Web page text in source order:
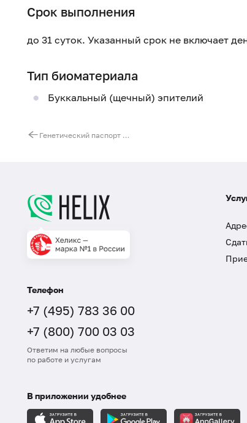
Срок выполнения
до 31 суток. Указанный срок не включает
Тип биоматериала
Буккальный (щечный) эпителий
Генетический паспорт «Особенности питания и спорт (7 генов)»
Телефон
+7 (495) 783 36 00
+7 (800) 700 03 03
Ответим на любые вопросы
по работе и услугам
В приложении удобнее